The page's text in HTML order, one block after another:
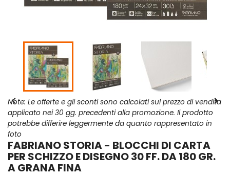
 
Note: Le offerte e gli sconti sono calcolati sul prezzo di vendita
applicato nei 30 gg. precedenti alla promozione. Il prodotto
potrebbe differire leggermente da quanto rappresentato in
foto
FABRIANO STORIA - BLOCCHI DI CARTA
PER SCHIZZO E DISEGNO 30 FF. DA 180 GR.
A GRANA FINA